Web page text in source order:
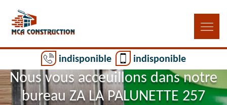
indisponible indisponible
Nous vous acceuillons dans notre
bureau ZA LA PALUNETTE 257